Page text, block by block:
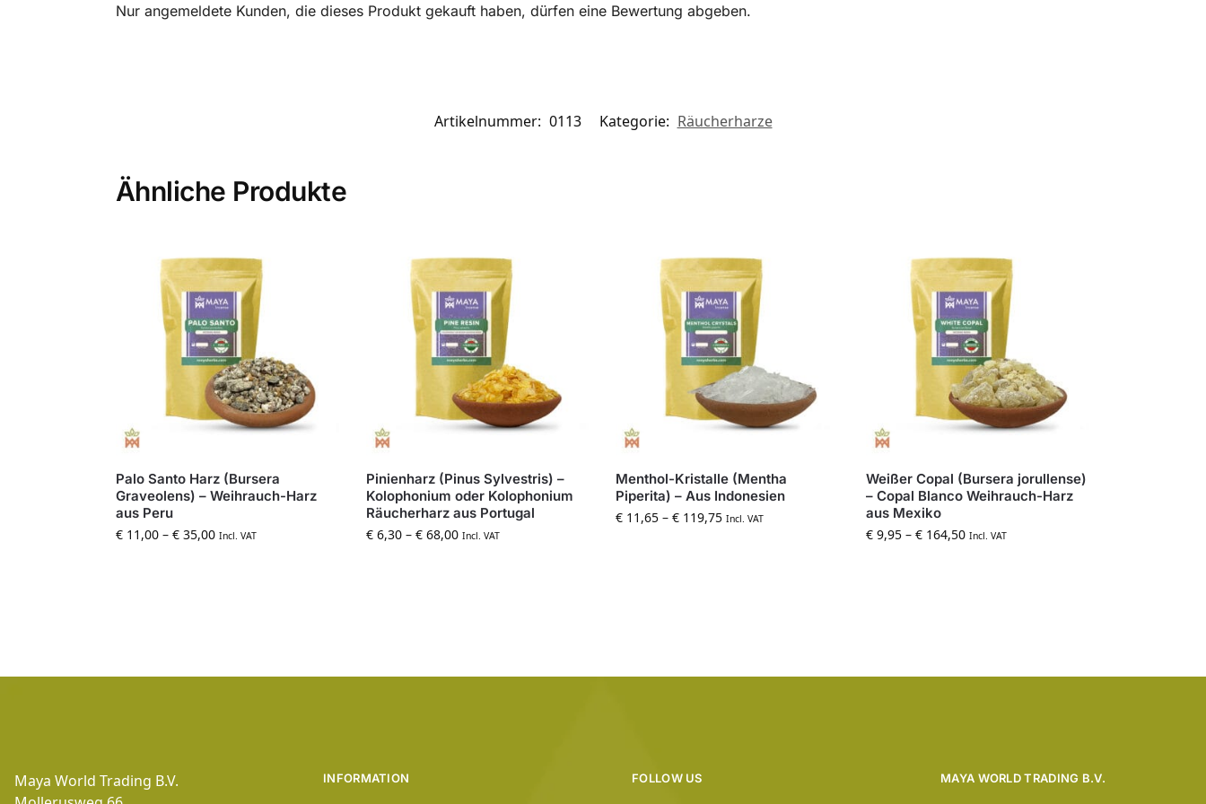
Nur angemeldete Kunden, die dieses Produkt gekauft haben, dürfen eine Bewertung abgeben.
Artikelnummer: 0113 Kategorie: Räucherharze
Ähnliche Produkte
Palo Santo Harz (Bursera
Graveolens) – Weihrauch-Harz
aus Peru
€11,00 – €35,00 Incl. VAT
Pinienharz (Pinus Sylvestris) –
Kolophonium oder Kolophonium
Räucherharz aus Portugal
€6,30 – €68,00 Incl. VAT
Menthol-Kristalle (Mentha
Piperita) – Aus Indonesien
€ 11,65 –€ 119,75 Incl. VAT
Weißer Copal (Bursera jorullense)
– Copal Blanco Weihrauch-Harz
aus Mexiko
€ 9,95 –€ 164,50 Incl. VAT
Maya World Trading B.V.
INFORMATION MAYA WORLD TRADING B.V.
FOLLOW US